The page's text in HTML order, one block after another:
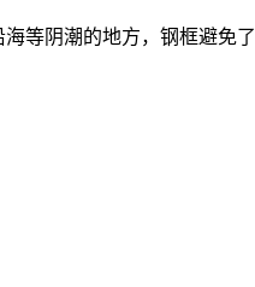
阴潮的地方，钢框避免了